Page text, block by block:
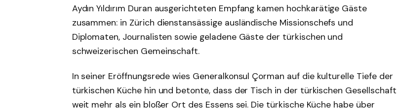
Aydın Yıldırım Duran ausgerichteten Empfang kamen hochkarätige Gäste
zusammen: in Zürich dienstansässige ausländische Missionschefs und
Diplomaten, Journalisten sowie geladene Gäste der türkischen und
schweizerischen Gemeinschaft.
In seiner Eröffnungsrede wies Generalkonsul Çorman auf die kulturelle Tiefe der
türkischen Küche hin und betonte, dass der Tisch in der türkischen Gesellschaft
weit mehr als ein bloßer Ort des Essens sei. Die türkische Küche habe über